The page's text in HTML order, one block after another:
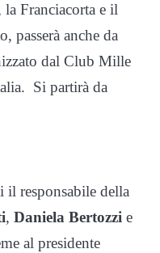
Franciacorta e il
passerà anche da
dal Club Mille
Si partirà da
il responsabile della
, Daniela Bertozzi e
al presidente